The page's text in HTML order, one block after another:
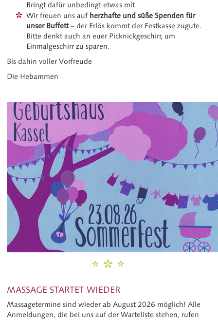
Bringt dafür unbedingt etwas mit.
Wir freuen uns auf herzhafte und süße Spenden für
unser Buffett– der Erlös kommt der Festkasse zugute.
Bitte denkt auch an euer Picknickgeschirr, um
Einmalgeschirr zu sparen.
Bis dahin voller Vorfreude
Die Hebammen
MASSAGE STARTET WIEDER
Massagetermine sind wieder ab August 2026 möglich! Alle
Anmeldungen, die bei uns auf der Warteliste stehen, rufen